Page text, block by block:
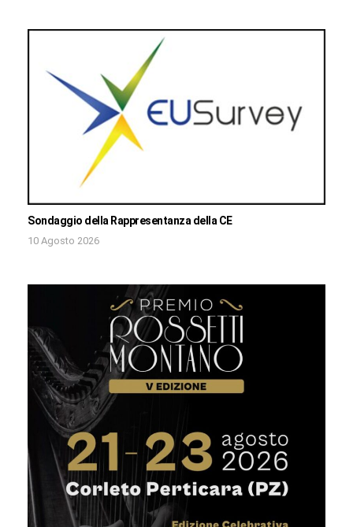
Sondaggio della Rappresentanza della CE
10 Agosto 2026